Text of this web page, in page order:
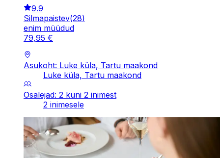
9.9
Silmapaistev(28)
enim müüdud
79,95 €
Asukoht: Luke küla, Tartu maakond
Luke küla, Tartu maakond
Osalejad: 2 kuni 2 inimest
2 inimesele